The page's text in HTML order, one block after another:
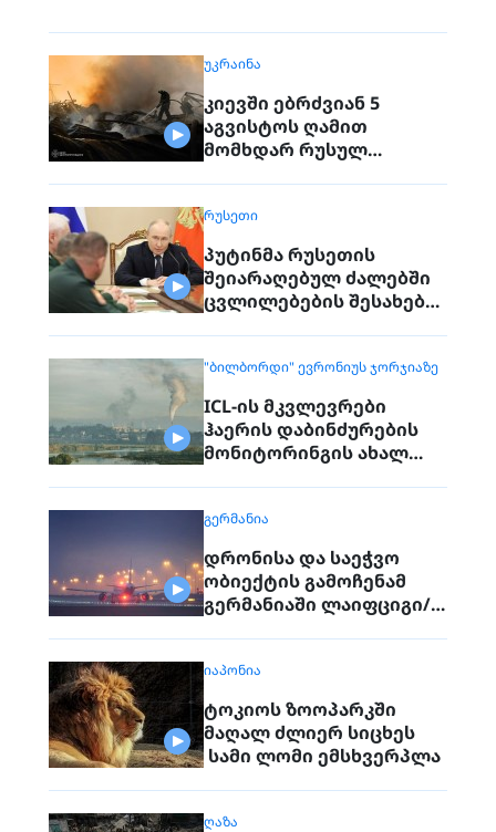
ᲣᲙᲠᲐᲘᲜᲐ
კიევში ებრძვიან 5
აგვისტოს ღამით
მომხდარ რუსულ
ᲠᲣᲡᲔᲗᲘ
პუტინმა რუსეთის
შეიარაღებულ ძალებში
ცვლილებების შესახებ
"ᲑᲘᲚᲑᲝᲠᲓᲘ" ᲔᲕᲠᲝᲜᲘᲣᲡ ᲯᲝᲠᲯᲘᲐᲖᲔ
ICL-ის მკვლევრები
ჰაერის დაბინძურების
მონიტორინგის ახალ
ᲒᲔᲠᲛᲐᲜᲘᲐ
დრონისა და საეჭვო
ობიექტის გამოჩენამ
გერმანიაში ლაიფციგი/
ᲘᲐᲞᲝᲜᲘᲐ
ტოკიოს ზოოპარკში
მაღალ ძლიერ სიცხეს
სამი ლომი ემსხვერპლა
ᲦᲐᲖᲐ